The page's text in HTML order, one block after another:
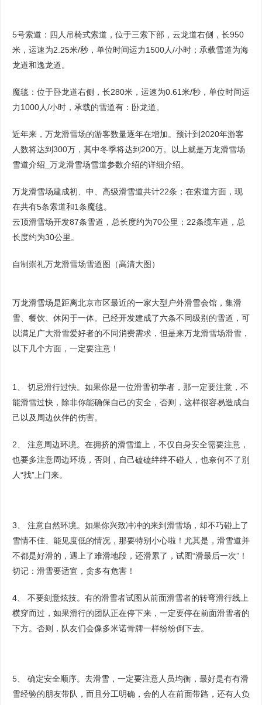
5号索道：四人吊椅式索道，位于三索下部，云龙道右侧，长950
米，运速为2.25米/秒，单位时间运力1500人/小时；承载雪道为海
龙道和逸龙道。
魔毯：位于卧龙道右侧，长280米，运速为0.61米/秒，单位时间运
力1000人/小时，承载的雪道有：卧龙道。
近年来，万龙滑雪场的游客数量逐年在增加。预计到2020年游客
人数将达到300万，其中冬季将达到200万。以上就是万龙滑雪场
雪道介绍_万龙滑雪场雪道参数介绍的详细介绍。
万龙滑雪场建成初、中、高级滑雪道共计22条；在索道方面，现
在共有5条索道和1条魔毯。
云顶滑雪场开发87条雪道，总长度约为70公里；22条缆车道，总
长度约为30公里。
自制崇礼万龙滑雪场雪道图（高清大图）
万龙滑雪场是距离北京市区最近的一家大型户外滑雪会馆，集滑
雪、餐饮、休闲于一体。已经开发建成了六条不同级别的雪道，可
以满足广大滑雪爱好者的不同消费需求，但是来万龙滑雪场滑雪，
以下几个方面，一定要注意！
1、 切忌滑行过快。如果你是一位滑雪初学者，那一定要注意，不
能滑雪过快，除非你能确保自己的安全，否则，这样很容易造成自
己以及周边伙伴的伤害。
2、 注意周边环境。在拥挤的滑雪道上，不仅自身安全需要注意，
也要多注意周边环境，否则，自己磕磕绊绊不碰人，也奈何不了别
人“找”上门来。
3、 注意自然环境。如果你兴致冲冲的来到滑雪场，却不巧碰上了
雪情不佳、能见度低的情况，那要特别小心啦！尤其是，滑雪道并
不都是好滑的，遇上了难滑地段，还滑累了，试图“滑最后一次”！
切记：滑雪要适宜，贪多有危害！
4、 不要刻意炫技。有的滑雪者试图从前面滑雪者的转弯滑行线上
横穿而过，如果滑行的团队正在停下来，一定要停在前面滑雪者的
下方。否则，队友们会像多米诺骨牌一样纷纷倒下去。
5、 确定安全顺序。去滑雪，一定要注意人员均衡，最好是有有滑
雪经验的朋友带队，而且分工明确，会的人在前面带路，还有人负